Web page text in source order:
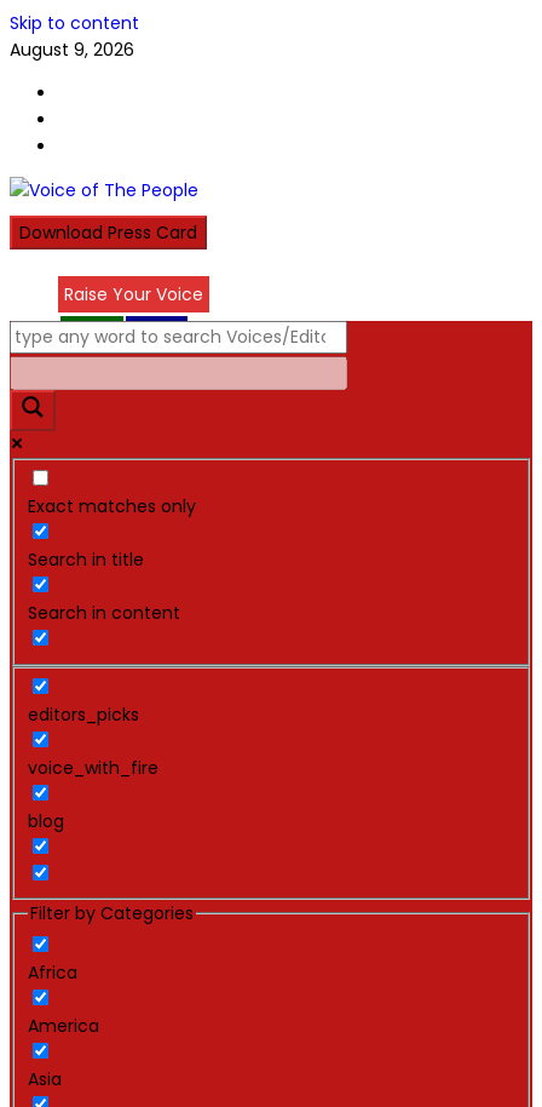
Skip to content
August 9, 2026
Download Press Card
Raise Your Voice
عربي
हिन्दी
Exact matches only
Search in title
Search in content
editors_picks
voice_with_fire
blog
Filter by Categories
Africa
America
Asia